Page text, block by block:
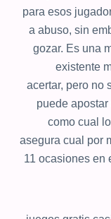
para esos
a abuso, sin
gozar. Es una
existente
acertar, pero no
puede
como cual
asegura cual por
11 ocasiones en